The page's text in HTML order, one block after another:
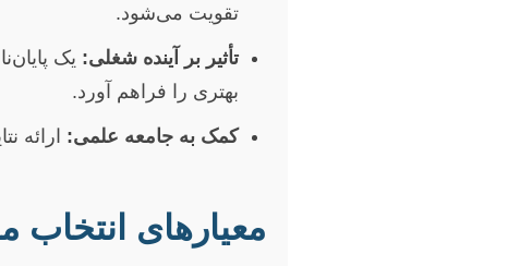
تقویت می‌شود.
تأثیر بر آینده شغلی: یک
بهتری را فراهم آورد.
کمک به جامعه علمی: ارائه
معیارهای انتخاب